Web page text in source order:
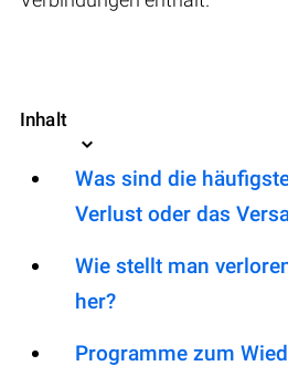
Inhalt
Was sind die
Verlust oder das
Wie stellt man
her?
Programme zum